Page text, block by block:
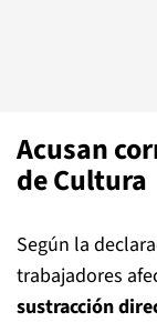
Acusan
de Cultura
Según la
trabajadores
sustracción